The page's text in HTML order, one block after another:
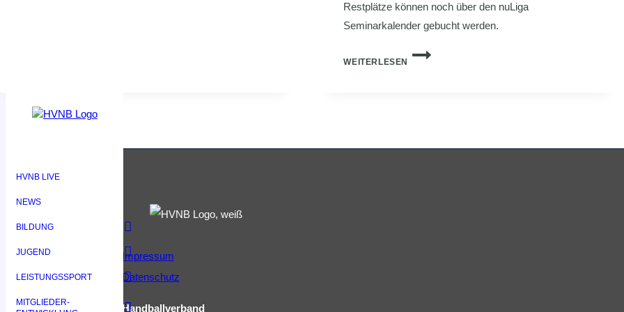
Restplätze können noch über den nuLiga
Seminarkalender gebucht werden.
WEITERLESEN
HVNB LIVE
NEWS
BILDUNG
JUGEND
LEISTUNGSSPORT
MITGLIEDER-
Impressum
Datenschutz
Handballverband